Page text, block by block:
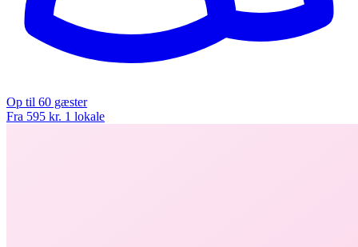
Op til 60 gæster
Fra 595 kr. 1 lokale